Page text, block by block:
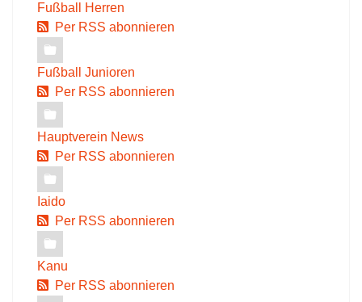
Fußball Herren
Per RSS abonnieren
Fußball Junioren
Per RSS abonnieren
Hauptverein News
Per RSS abonnieren
Iaido
Per RSS abonnieren
Kanu
Per RSS abonnieren